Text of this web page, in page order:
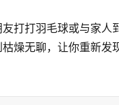
打打羽毛球或与家人
燥无聊，让你重新发